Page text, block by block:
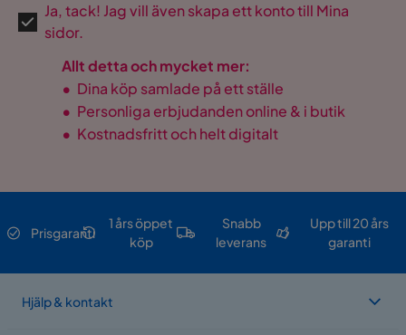
Ja, tack! Jag vill även skapa ett konto till Mina
sidor.
Allt detta och mycket mer:
• Dina köp samlade på ett ställe
• Personliga erbjudanden online & i butik
• Kostnadsfritt och helt digitalt
Prisgaranti
1 års öppet
köp
Snabb
leverans
Upp till 20 års
garanti
Hjälp & kontakt